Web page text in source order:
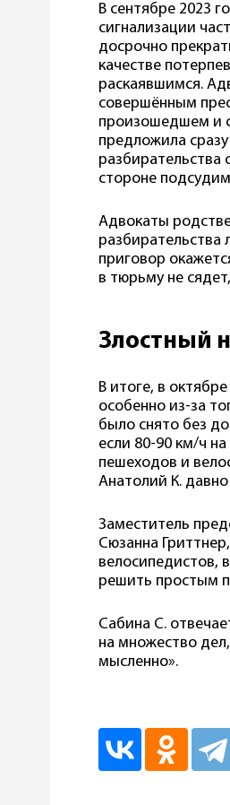
В сентябре 2023
сигнализации
досрочно
качестве
раскаявшимся.
совершённым
произошедшем и
предложила
разбирательства
стороне
Адвокаты
приговор
в тюрьму не
Злостный
В итоге, в
особенно из-за
было снято без
если 80-90 км/ч
пешеходов и
Анатолий К.
Заместитель
Сюзанна
велосипедистов,
решить простым
Сабина С.
на множество
мысленно».